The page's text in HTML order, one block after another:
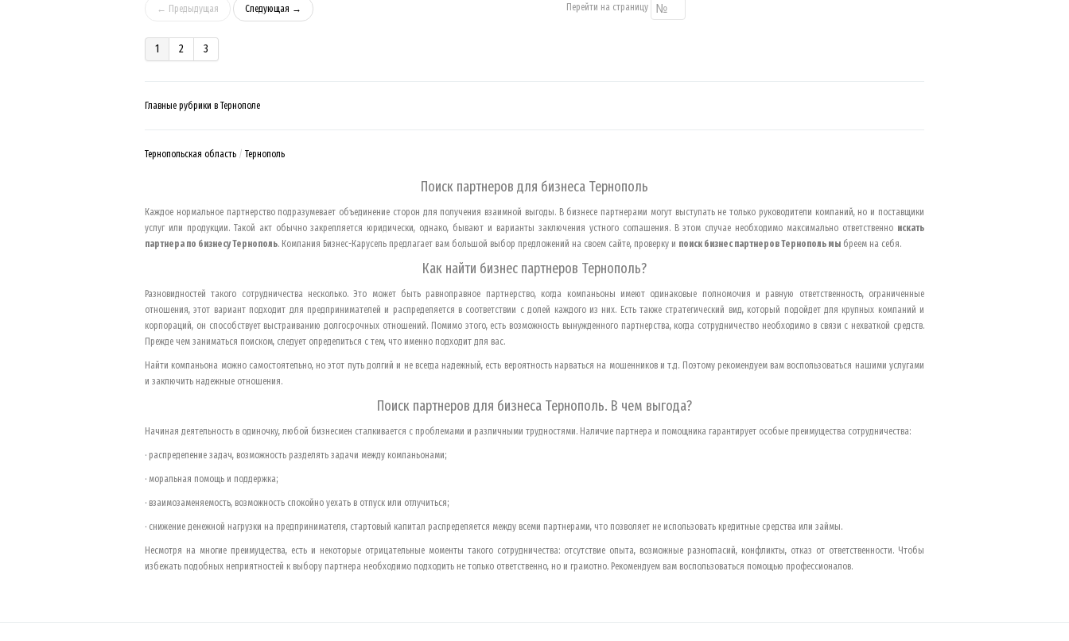
← Предыдущая Следующая → Перейти на страницу
1 2 3
Главные рубрики в Тернополе
Тернопольская область Тернополь
Поиск партнеров для бизнеса Тернополь
Каждое нормальное партнерство подразумевает объединение сторон для получения взаимной выгоды. В бизнесе партнерами могут выступать не только руководители компаний, но и поставщики
услуг или продукции. Такой акт обычно закрепляется юридически, однако, бывают и варианты заключения устного соглашения. В этом случае необходимо максимально ответственно искать
партнера по бизнесуТернополь. Компания Бизнес-Карусель предлагает вам большой выбор предложений на своем сайте, проверку и поиск бизнес партнеровТернополь мы бреем на себя.
Как найти бизнес партнеров Тернополь?
Разновидностей такого сотрудничества несколько. Это может быть равноправное партнерство, когда компаньоны имеют одинаковые полномочия и равную ответственность, ограниченные
отношения, этот вариант подходит для предпринимателей и распределяется в соответствии с долей каждого из них. Есть также стратегический вид, который подойдет для крупных компаний и
корпораций, он способствует выстраиванию долгосрочных отношений. Помимо этого, есть возможность вынужденного партнерства, когда сотрудничество необходимо в связи с нехваткой средств.
Прежде чем заниматься поиском, следует определиться с тем, что именно подходит для вас.
Найти компаньона можно самостоятельно, но этот путь долгий и не всегда надежный, есть вероятность нарваться на мошенников и т.д. Поэтому рекомендуем вам воспользоваться нашими услугами
и заключить надежные отношения.
Поиск партнеров для бизнеса Тернополь. В чем выгода?
Начиная деятельность в одиночку, любой бизнесмен сталкивается с проблемами и различными трудностями. Наличие партнера и помощника гарантирует особые преимущества сотрудничества:
· распределение задач, возможность разделять задачи между компаньонами;
· моральная помощь и поддержка;
· взаимозаменяемость, возможность спокойно уехать в отпуск или отлучиться;
· снижение денежной нагрузки на предпринимателя, стартовый капитал распределяется между всеми партнерами, что позволяет не использовать кредитные средства или займы.
Несмотря на многие преимущества, есть и некоторые отрицательные моменты такого сотрудничества: отсутствие опыта, возможные разногласий, конфликты, отказ от ответственности. Чтобы
избежать подобных неприятностей к выбору партнера необходимо подходить не только ответственно, но и грамотно. Рекомендуем вам воспользоваться помощью профессионалов.